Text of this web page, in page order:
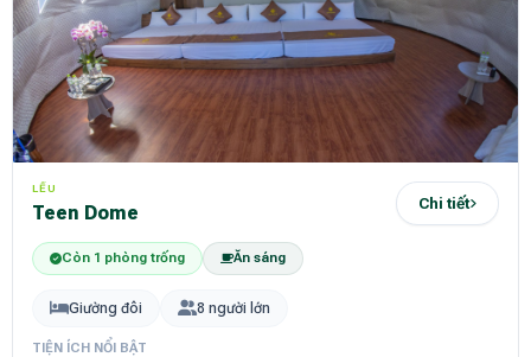
LỀU
Teen Dome Chi tiết
Còn 1 phòng trống Ăn sáng
Giường đôi 8 người lớn
TIỆN ÍCH NỔI BẬT